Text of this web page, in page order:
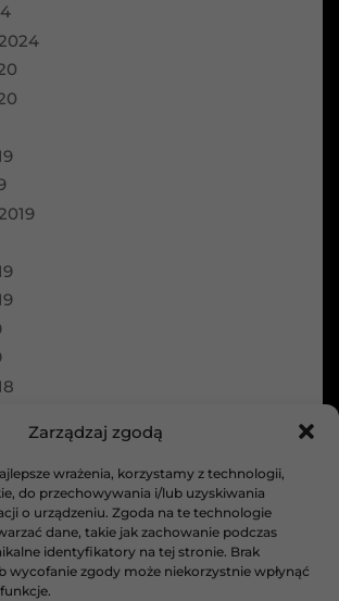
Zarządzaj zgodą
wrażenia, korzystamy z technologii,
do przechowywania i/lub uzyskiwania
o urządzeniu. Zgoda na te technologie
dane, takie jak zachowanie podczas
identyfikatory na tej stronie. Brak
wycofanie zgody może niekorzystnie wpłynąć